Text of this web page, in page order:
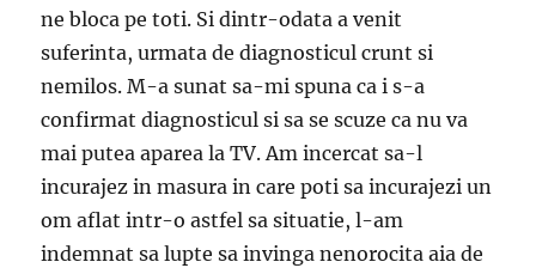
ne bloca pe toti. Si dintr-odata a venit
suferinta, urmata de diagnosticul crunt si
nemilos. M-a sunat sa-mi spuna ca i s-a
confirmat diagnosticul si sa se scuze ca nu va
mai putea aparea la TV. Am incercat sa-l
incurajez in masura in care poti sa incurajezi un
om aflat intr-o astfel sa situatie, l-am
indemnat sa lupte sa invinga nenorocita aia de